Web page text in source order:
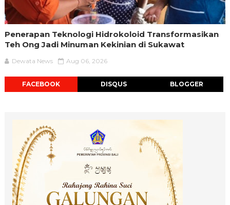
Penerapan Teknologi Hidrokoloid Transformasikan
Teh Ong Jadi Minuman Kekinian di Sukawat
Dewata News Aug 06, 2026
FACEBOOK DISQUS BLOGGER